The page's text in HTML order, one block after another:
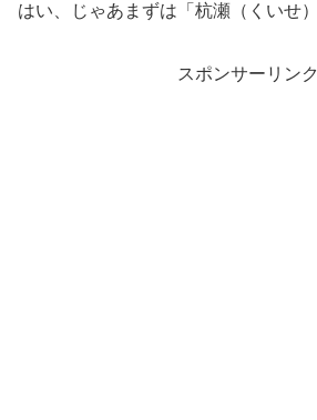
はい、じゃあまずは「杭瀬（くいせ
スポンサーリンク